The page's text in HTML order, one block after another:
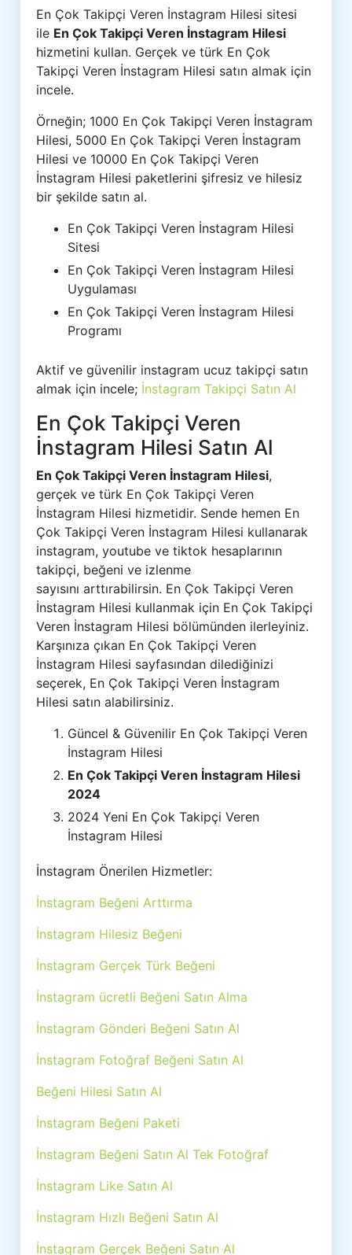
En Çok Takipçi Veren İnstagram Hilesi sitesi
ile En Çok Takipçi Veren İnstagram Hilesi
hizmetini kullan. Gerçek ve türk En Çok
Takipçi Veren İnstagram Hilesi satın almak için
incele.
Örneğin; 1000 En Çok Takipçi Veren İnstagram
Hilesi, 5000 En Çok Takipçi Veren İnstagram
Hilesi ve 10000 En Çok Takipçi Veren
İnstagram Hilesi paketlerini şifresiz ve hilesiz
bir şekilde satın al.
En Çok Takipçi Veren İnstagram Hilesi
Sitesi
En Çok Takipçi Veren İnstagram Hilesi
Uygulaması
En Çok Takipçi Veren İnstagram Hilesi
Programı
Aktif ve güvenilir instagram ucuz takipçi satın
almak için incele; İnstagram Takipçi Satın Al
En Çok Takipçi Veren
İnstagram Hilesi Satın Al
En Çok Takipçi Veren İnstagram Hilesi,
gerçek ve türk En Çok Takipçi Veren
İnstagram Hilesi hizmetidir. Sende hemen En
Çok Takipçi Veren İnstagram Hilesi kullanarak
instagram, youtube ve tiktok hesaplarının
takipçi, beğeni ve izlenme
sayısını arttırabilirsin. En Çok Takipçi Veren
İnstagram Hilesi kullanmak için En Çok Takipçi
Veren İnstagram Hilesi bölümünden ilerleyiniz.
Karşınıza çıkan En Çok Takipçi Veren
İnstagram Hilesi sayfasından dilediğinizi
seçerek, En Çok Takipçi Veren İnstagram
Hilesi satın alabilirsiniz.
Güncel & Güvenilir En Çok Takipçi Veren
İnstagram Hilesi
En Çok Takipçi Veren İnstagram Hilesi
2024
2024 Yeni En Çok Takipçi Veren
İnstagram Hilesi
İnstagram Önerilen Hizmetler:
İnstagram Beğeni Arttırma
İnstagram Hilesiz Beğeni
İnstagram Gerçek Türk Beğeni
İnstagram ücretli Beğeni Satın Alma
İnstagram Gönderi Beğeni Satın Al
İnstagram Fotoğraf Beğeni Satın Al
Beğeni Hilesi Satın Al
İnstagram Beğeni Paketi
İnstagram Beğeni Satın Al Tek Fotoğraf
İnstagram Like Satın Al
İnstagram Hızlı Beğeni Satın Al
İnstagram Gerçek Beğeni Satın Al